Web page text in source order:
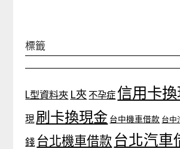
標籤
L型資料夾 L夾 不孕症 信用卡
現 刷卡換現金 台中機車借款 台中
錢 台北機車借款 台北汽車